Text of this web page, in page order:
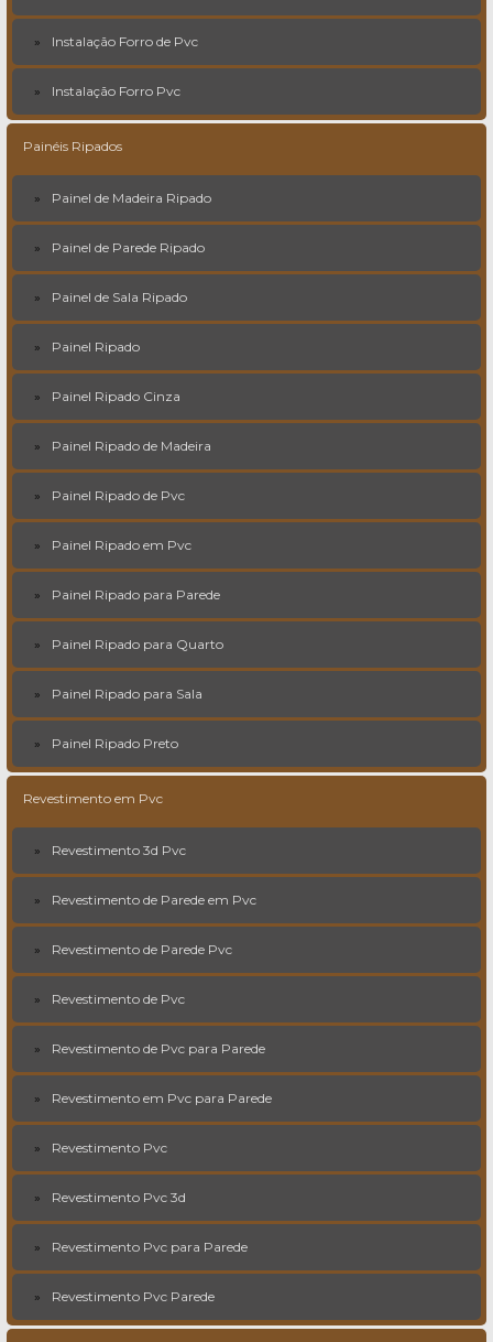
Instalação Forro de Pvc
Instalação Forro Pvc
Painéis Ripados
Painel de Madeira Ripado
Painel de Parede Ripado
Painel de Sala Ripado
Painel Ripado
Painel Ripado Cinza
Painel Ripado de Madeira
Painel Ripado de Pvc
Painel Ripado em Pvc
Painel Ripado para Parede
Painel Ripado para Quarto
Painel Ripado para Sala
Painel Ripado Preto
Revestimento em Pvc
Revestimento 3d Pvc
Revestimento de Parede em Pvc
Revestimento de Parede Pvc
Revestimento de Pvc
Revestimento de Pvc para Parede
Revestimento em Pvc para Parede
Revestimento Pvc
Revestimento Pvc 3d
Revestimento Pvc para Parede
Revestimento Pvc Parede